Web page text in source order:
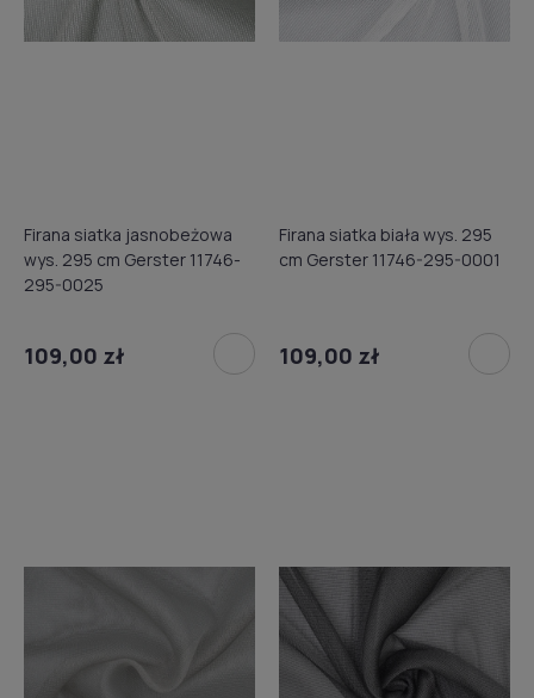
Firana siatka jasnobeżowa
wys. 295 cm Gerster 11746-
295-0025
109,00 zł
Firana siatka biała wys. 295
cm Gerster 11746-295-0001
109,00 zł